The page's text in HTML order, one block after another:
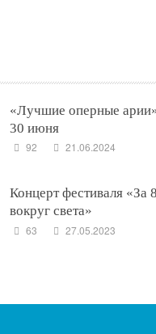
«Лучшие оперные
30 июня
92 21.06.2024
Концерт фестиваля «За
вокруг света»
63 27.05.2023